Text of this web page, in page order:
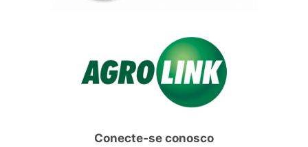
Conecte-se conosco